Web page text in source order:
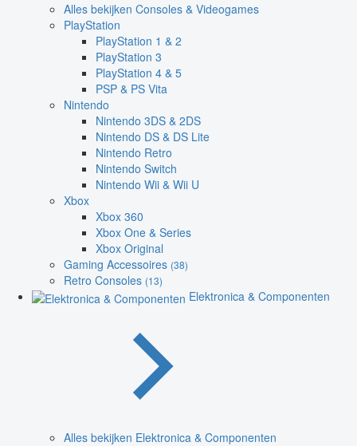
Alles bekijken Consoles & Videogames
PlayStation
PlayStation 1 & 2
PlayStation 3
PlayStation 4 & 5
PSP & PS Vita
Nintendo
Nintendo 3DS & 2DS
Nintendo DS & DS Lite
Nintendo Retro
Nintendo Switch
Nintendo Wii & Wii U
Xbox
Xbox 360
Xbox One & Series
Xbox Original
Gaming Accessoires (38)
Retro Consoles (13)
Elektronica & Componenten
Alles bekijken Elektronica & Componenten